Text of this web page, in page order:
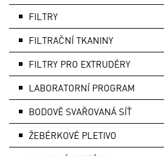
FILTRY
FILTRAČNÍ TKANINY
FILTRY PRO EXTRUDÉRY
LABORATORNÍ PROGRAM
BODOVĚ SVAŘOVANÁ SÍŤ
ŽEBÉRKOVÉ PLETIVO